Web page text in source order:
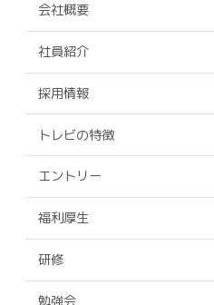
会社概要
社員紹介
採用情報
トレビの特徴
エントリー
福利厚生
研修
勉強会